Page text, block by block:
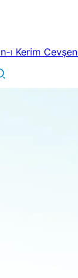
ı Kerim Cevşen